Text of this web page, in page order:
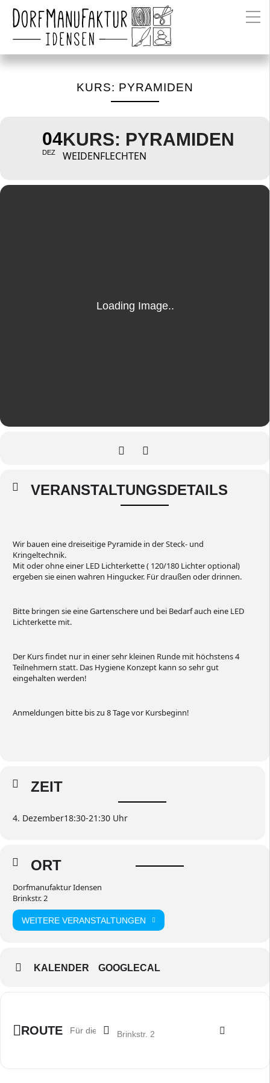
KURS: PYRAMIDEN
04
DEZ
KURS: PYRAMIDEN
WEIDENFLECHTEN
VERANSTALTUNGSDETAILS
Wir bauen eine dreiseitige Pyramide in der Steck- und
Kringeltechnik.
Mit oder ohne einer LED Lichterkette ( 120/180 Lichter optional)
ergeben sie einen wahren Hingucker. Für draußen oder drinnen.
Bitte bringen sie eine Gartenschere und bei Bedarf auch eine LED
Lichterkette mit.
Der Kurs findet nur in einer sehr kleinen Runde mit höchstens 4
Teilnehmern statt. Das Hygiene Konzept kann so sehr gut
eingehalten werden!
Anmeldungen bitte bis zu 8 Tage vor Kursbeginn!
ZEIT
4. Dezember18:30-21:30
ORT
Dorfmanufaktur Idensen
Brinkstr. 2
WEITERE VERANSTALTUNGEN
KALENDER GOOGLECAL
ROUTE